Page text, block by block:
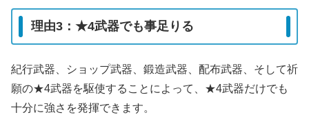
理由3：★4武器でも事足りる
紀行武器、ショップ武器、鍛造武器、配布武器、そして祈
願の★4武器を駆使することによって、★4武器だけでも
十分に強さを発揮できます。